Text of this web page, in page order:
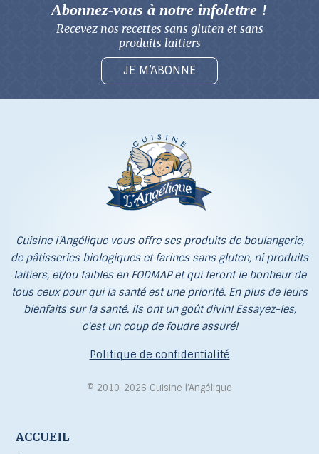
Abonnez-vous à notre infolettre !
Recevez nos recettes sans gluten et sans
produits laitiers
JE M’ABONNE
Cuisine l’Angélique vous offre ses produits de boulangerie,
de pâtisseries biologiques et farines sans gluten, ni produits
laitiers, et/ou faibles en FODMAP et qui feront le bonheur de
tous ceux pour qui la santé est une priorité. En plus de leurs
bienfaits sur la santé, ils ont un goût divin! Essayez-les,
c'est un coup de foudre assuré!
Politique de confidentialité
© 2010-2026 Cuisine l’Angélique
ACCUEIL